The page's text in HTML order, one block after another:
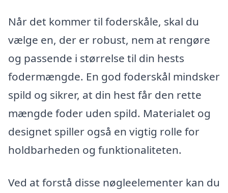
Når det kommer til foderskåle, skal du
vælge en, der er robust, nem at rengøre
og passende i størrelse til din hests
fodermængde. En god foderskål mindsker
spild og sikrer, at din hest får den rette
mængde foder uden spild. Materialet og
designet spiller også en vigtig rolle for
holdbarheden og funktionaliteten.
Ved at forstå disse nøgleelementer kan du